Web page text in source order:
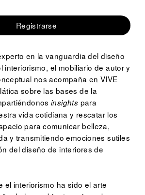
Registrarse
en la vanguardia del diseño
interiorismo, el mobiliario de autor y
nos acompaña en VIVE
sobre las bases de la
insights para
vida cotidiana y rescatar los
para comunicar belleza,
y transmitiendo emociones sutiles
del diseño de interiores de
el interiorismo ha sido el arte